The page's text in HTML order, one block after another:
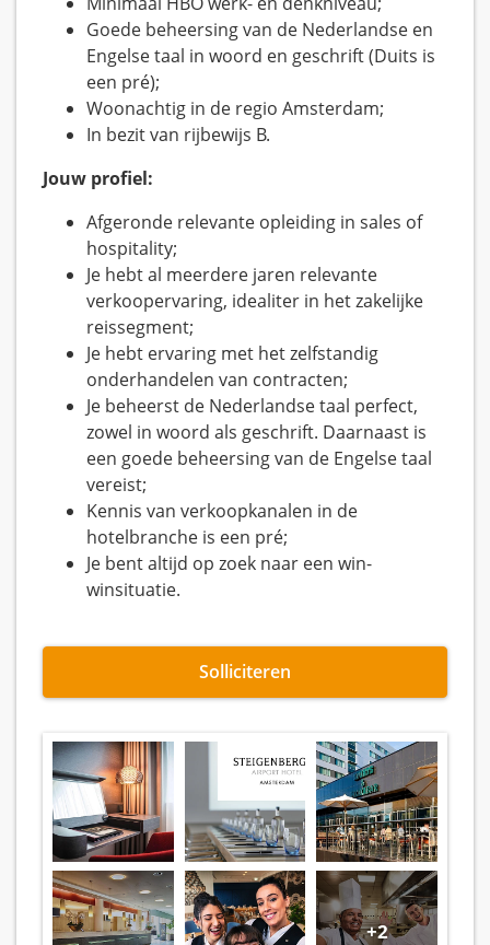
Goede beheersing van de Nederlandse en
Engelse taal in woord en geschrift (Duits is
een pré);
Woonachtig in de regio Amsterdam;
In bezit van rijbewijs B.
Jouw profiel:
Afgeronde relevante opleiding in sales of
hospitality;
Je hebt al meerdere jaren relevante
verkoopervaring, idealiter in het zakelijke
reissegment;
Je hebt ervaring met het zelfstandig
onderhandelen van contracten;
Je beheerst de Nederlandse taal perfect,
zowel in woord als geschrift. Daarnaast is
een goede beheersing van de Engelse taal
vereist;
Kennis van verkoopkanalen in de
hotelbranche is een pré;
Je bent altijd op zoek naar een win-
winsituatie.
Solliciteren
+2